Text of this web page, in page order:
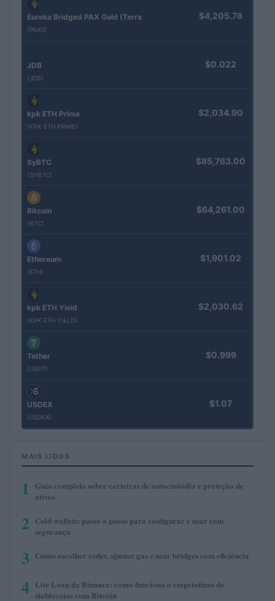
Eureka Bridged PAX Gold (Terra
(PAXG)
$4,205.78
JDB
(JDB)
$0.022
kpk ETH Prime
(KPK ETH PRIME)
$2,034.90
SyBTC
(SYBTC)
$85,763.00
Bitcoin
(BTC)
$64,261.00
Ethereum
(ETH)
$1,901.02
kpk ETH Yield
(KPK ETH YIELD)
$2,030.62
Tether
(USDT)
$0.999
USDEX
(USDEX)
$1.07
MAIS LIDOS
1
Guia completo sobre carteiras de autocustódia e proteção de
ativos
2 Cold wallets: passo a passo para configurar e usar com
segurança
3 Como escolher redes, ajustar gas e usar bridges com eficiência
4 Lite Loan da Binance: como funciona o empréstimo de
stablecoins com Bitcoin